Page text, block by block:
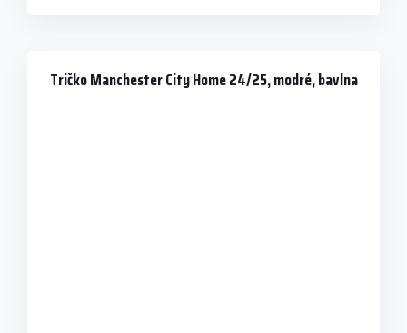
Tričko Manchester City Home 24/25, modré, bavlna